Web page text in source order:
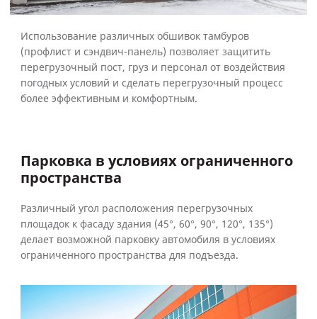
Использование различных обшивок тамбуров
(профлист и сэндвич-панель) позволяет защитить
перегрузочный пост, груз и персонал от воздействия
погодных условий и сделать перегрузочный процесс
более эффективным и комфортным.
Парковка в условиях ограниченного
пространства
Различный угол расположения перегрузочных
площадок к фасаду здания (45°, 60°, 90°, 120°, 135°)
делает возможной парковку автомобиля в условиях
ограниченного пространства для подъезда.